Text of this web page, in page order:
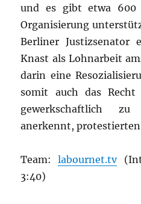
und es gibt etwa 600
Organisierung
Berliner Justizsenator
Knast als Lohnarbeit
darin eine
somit auch das Recht
gewerkschaftlich
anerkennt, protestierten
Team:labournet.tv
3:40)